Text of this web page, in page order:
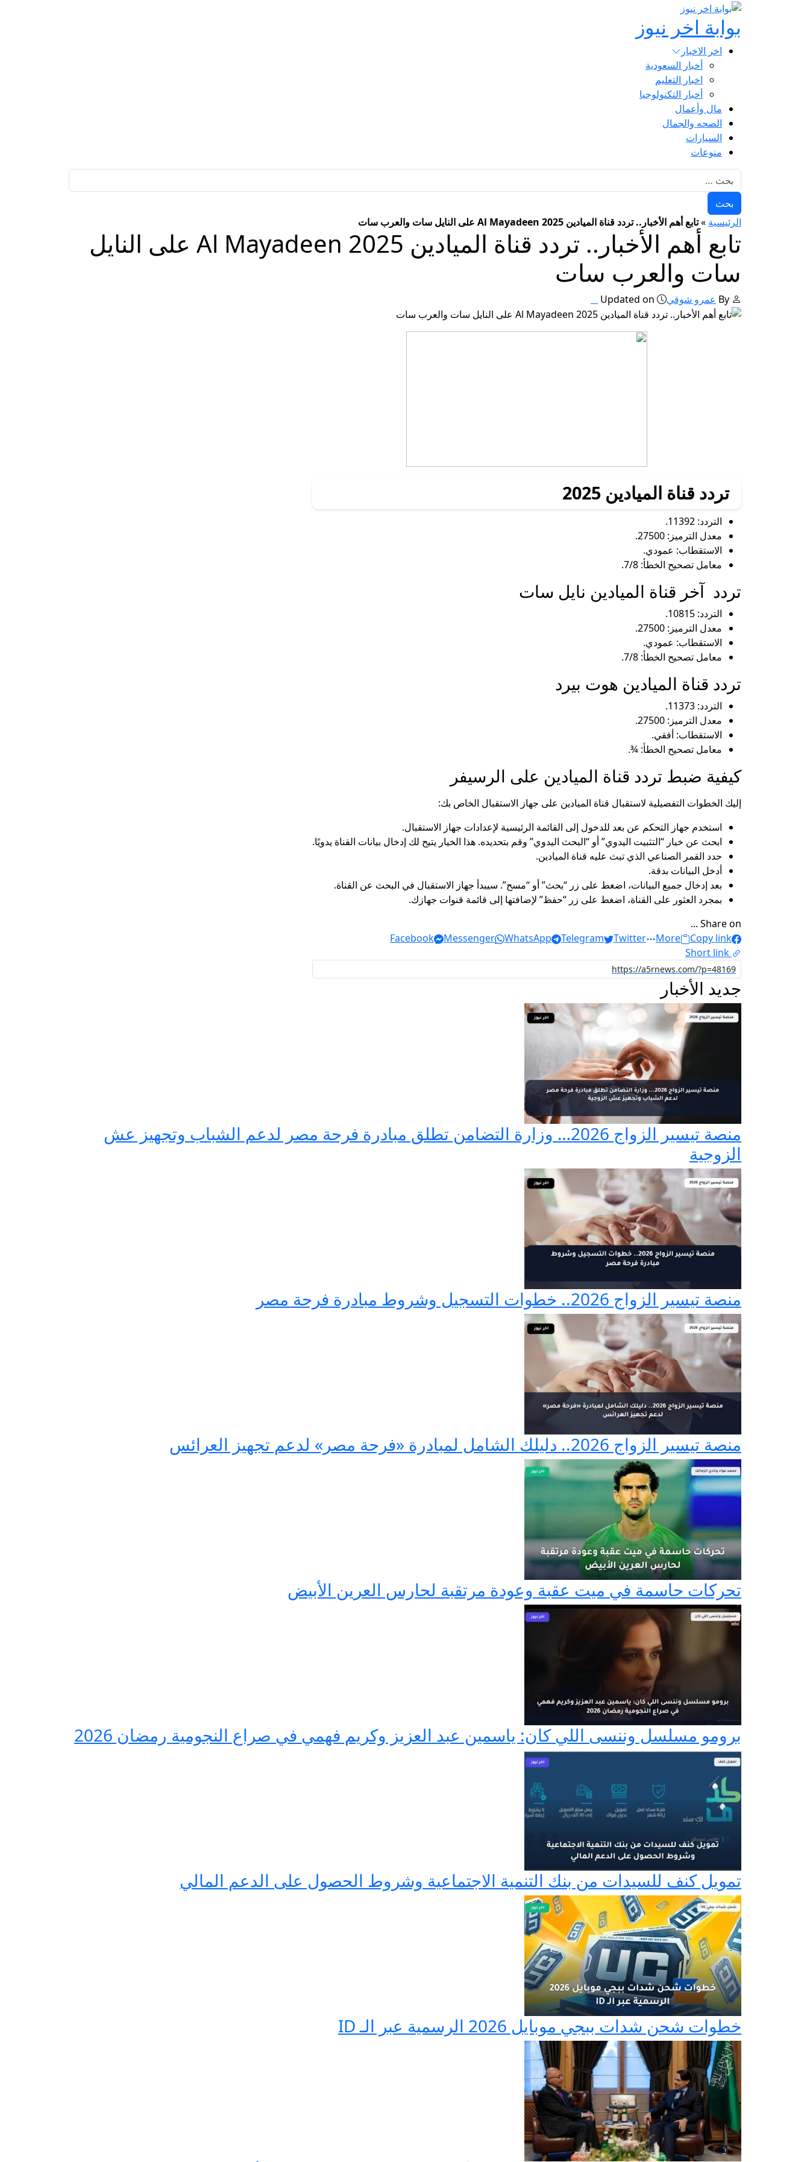
بوابة اخر نيوز
اخر الاخبار
أخبار السعودية
اخبار التعليم
أخبار التكنولوجيا
مال وأعمال
الصحه والجمال
السيارات
منوعات
الرئيسية »تابع أهم الأخبار.. تردد قناة الميادين 2025 Al Mayadeen على النايل سات والعرب سات
تابع أهم الأخبار.. تردد قناة الميادين 2025 Al Mayadeen على النايل
سات والعرب سات
By عمرو شوقي Updated on
تردد قناة الميادين 2025
التردد: 11392.
معدل الترميز: 27500.
الاستقطاب: عمودي.
معامل تصحيح الخطأ: 7/8.
تردد آخر قناة الميادين نايل سات
التردد: 10815.
معدل الترميز: 27500.
الاستقطاب: عمودي.
معامل تصحيح الخطأ: 7/8.
تردد قناة الميادين هوت بيرد
التردد: 11373.
معدل الترميز: 27500.
الاستقطاب: أفقي.
معامل تصحيح الخطأ: ¾.
كيفية ضبط تردد قناة الميادين على الرسيفر
إليك الخطوات التفصيلية لاستقبال قناة الميادين على جهاز الاستقبال الخاص بك:
استخدم جهاز التحكم عن بعد للدخول إلى القائمة الرئيسية لإعدادات جهاز الاستقبال.
ابحث عن خيار “التثبيت اليدوي” أو “البحث اليدوي” وقم بتحديده. هذا الخيار يتيح لك إدخال بيانات القناة يدويًا.
حدد القمر الصناعي الذي تبث عليه قناة الميادين.
أدخل البيانات بدقة.
بعد إدخال جميع البيانات، اضغط على زر “بحث” أو “مسح”. سيبدأ جهاز الاستقبال في البحث عن القناة.
بمجرد العثور على القناة، اضغط على زر “حفظ” لإضافتها إلى قائمة قنوات جهازك.
Share on ...
Facebook
Messenger WhatsApp Telegram Twitter More
Copy link
Short link
جديد الأخبار
منصة تيسير الزواج 2026… وزارة التضامن تطلق مبادرة فرحة مصر لدعم الشباب وتجهيز عش
الزوجية
منصة تيسير الزواج 2026.. خطوات التسجيل وشروط مبادرة فرحة مصر
منصة تيسير الزواج 2026.. دليلك الشامل لمبادرة «فرحة مصر» لدعم تجهيز العرائس
تحركات حاسمة في ميت عقبة وعودة مرتقبة لحارس العرين الأبيض
برومو مسلسل وننسى اللي كان: ياسمين عبد العزيز وكريم فهمي في صراع النجومية رمضان 2026
تمويل كنف للسيدات من بنك التنمية الاجتماعية وشروط الحصول على الدعم المالي
خطوات شحن شدات ببجي موبايل 2026 الرسمية عبر الـ ID